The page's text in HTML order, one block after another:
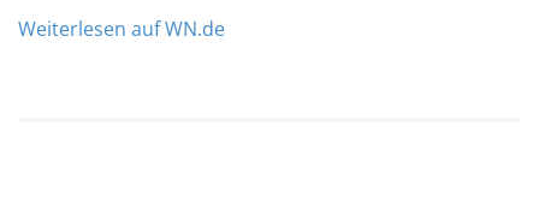
Weiterlesen auf WN.de